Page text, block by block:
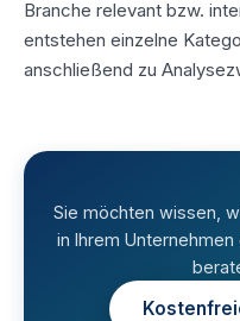
Branche relevant bzw.
entstehen einzelne
anschließend zu
Sie möchten wissen,
in Ihrem